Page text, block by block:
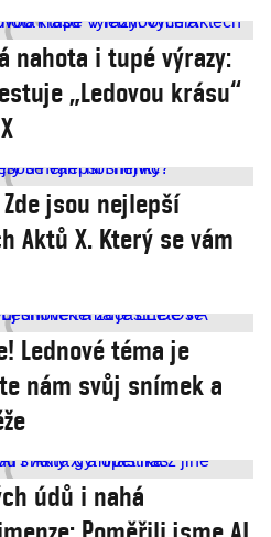
nahota i tupé výrazy:
„Ledovou krásu“
jsou nejlepší
Aktů X. Který se vám
Lednové téma je
nám svůj snímek a
údů i nahá